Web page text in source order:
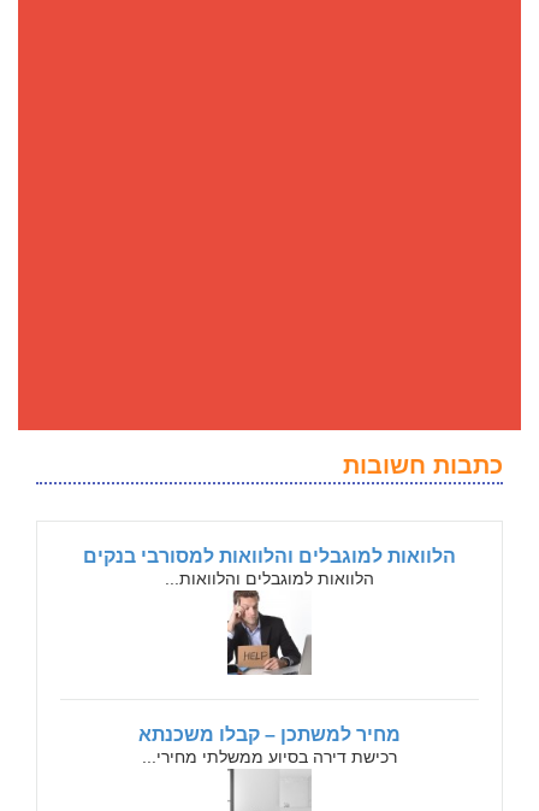
כתבות חשובות
הלוואות למוגבלים והלוואות למסורבי בנקים
הלוואות למוגבלים והלוואות...
מחיר למשתכן – קבלו משכנתא
רכישת דירה בסיוע ממשלתי מחירי...